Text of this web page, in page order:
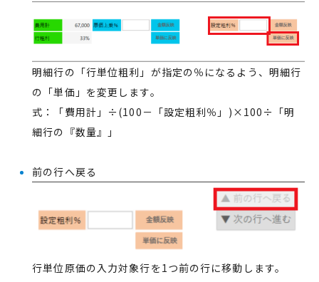
明細行の「行単位粗利」が指定の％になるよう、明細行
の「単価」を変更します。
式：「費用計」÷(100－「設定粗利％」)×100÷「明
細行の『数量』」
前の行へ戻る
行単位原価の入力対象行を1つ前の行に移動します。